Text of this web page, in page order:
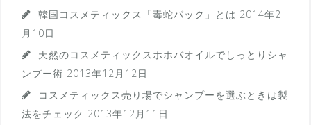
韓国コスメティックス「毒蛇パック」とは 2014年2
月10日
天然のコスメティックスホホバオイルでしっとりシャ
ンプー術 2013年12月12日
コスメティックス売り場でシャンプーを選ぶときは製
法をチェック 2013年12月11日